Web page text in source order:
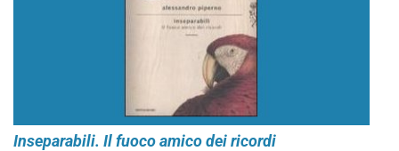
Inseparabili. Il fuoco amico dei ricordi